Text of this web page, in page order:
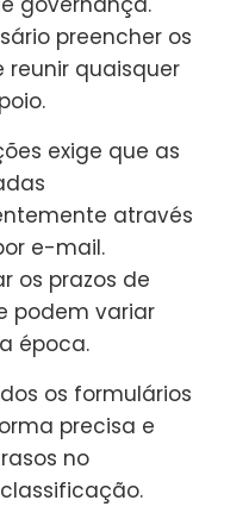
preencher os
reunir quaisquer
exige que as
através
e-mail.
os prazos de
podem variar
época.
os formulários
precisa e
no